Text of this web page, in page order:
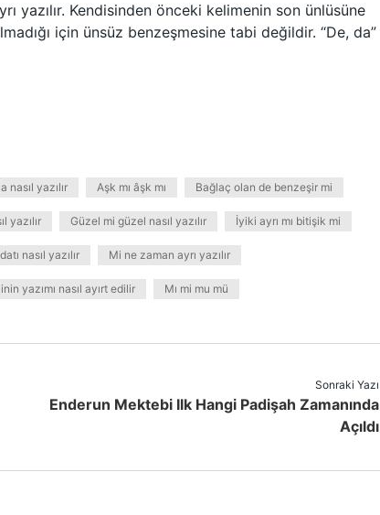
yazılır. Kendisinden önceki kelimenin son ünlüsüne
için ünsüz benzeşmesine tabi değildir. “De, da”
nasıl yazılır Aşk mı âşk mı Bağlaç olan de benzeşir mi
yazılır Güzel mi güzel nasıl yazılır İyiki ayrı mı bitişik mi
nasıl yazılır Mi ne zaman ayrı yazılır
yazımı nasıl ayırt edilir Mı mi mu mü
Sonraki Yazı
Enderun Mektebi Ilk Hangi Padişah Zamanında
Açıldı